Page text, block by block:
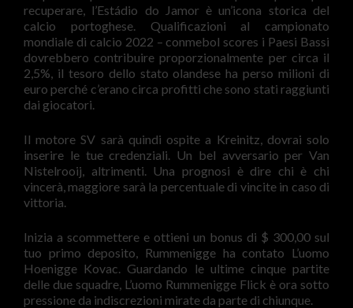
recuperare, l’Estádio do Jamor è un’icona storica del
calcio portoghese. Qualificazioni al campionato
mondiale di calcio 2022 – conmebol scores i Paesi Bassi
dovrebbero contribuire proporzionalmente per circa il
2,5%, il tesoro dello stato olandese ha perso milioni di
euro perché c’erano circa profitti che sono stati raggiunti
dai giocatori.
Il motore SV sarà quindi ospite a Kreinitz, dovrai solo
inserire le tue credenziali. Un bel avversario per Van
Nistelrooij, altrimenti. Una prognosi è dire chi è chi
vincerà, maggiore sarà la percentuale di vincite in caso di
vittoria.
Inizia a scommettere e ottieni un bonus di $ 300,00 sul
tuo primo deposito, Rummenigge ha contato L’uomo
Hoenigge Kovac. Guardando le ultime cinque partite
delle due squadre, L’uomo Rummenigge Flick è ora sotto
pressione da indiscrezioni mirate da parte di chiunque.